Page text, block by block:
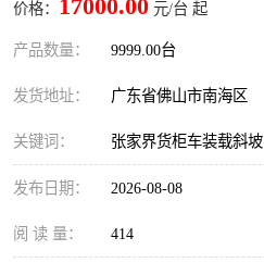
价格： 17000.00 元/台 起
产品数量： 9999.00台
发货地址： 广东省佛山市南海区
关键词： 张家界货柜车装载斜坡
发布日期： 2026-08-08
阅 读 量： 414